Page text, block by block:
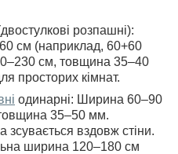
розпашні):
см (наприклад, 60+60
см, товщина 35–40
просторих кімнат.
одинарні: Ширина 60–90
35–50 мм.
зсувається вздовж стіни.
ширина 120–180 см